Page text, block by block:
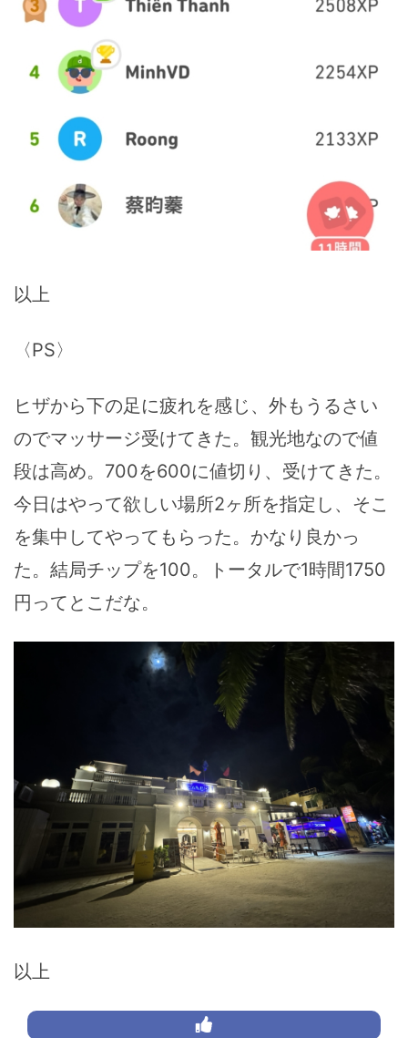
以上
〈PS〉
ヒザから下の足に疲れを感じ、外もうるさい
のでマッサージ受けてきた。観光地なので値
段は高め。700を600に値切り、受けてきた。
今日はやって欲しい場所2ヶ所を指定し、そこ
を集中してやってもらった。かなり良かっ
た。結局チップを100。トータルで1時間1750
円ってとこだな。
以上